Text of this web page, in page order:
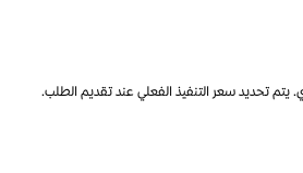
يتم تحديد سعر التنفيذ الفعلي عند تقديم الطلب.